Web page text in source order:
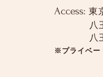
Access: 東
八王子
八王
※プライベー